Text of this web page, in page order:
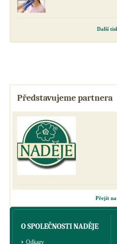
Další
Představujeme partnera
Přejít na
O SPOLEČNOSTI NADĚJE
Odkazy